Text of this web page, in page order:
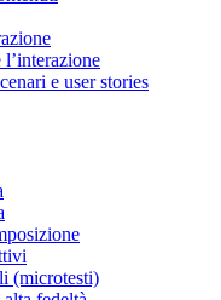
e user stories
(microtesti)